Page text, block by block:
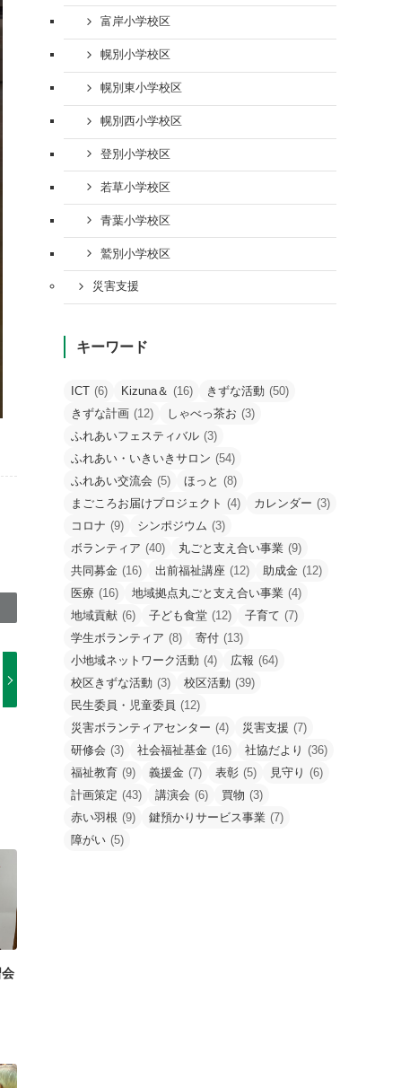
会
富岸小学校区
幌別小学校区
幌別東小学校区
幌別西小学校区
登別小学校区
若草小学校区
青葉小学校区
鷲別小学校区
災害支援
キーワード
ICT (6) Kizuna＆ (16) きずな活動 (50)
きずな計画 (12) しゃべっ茶お (3)
ふれあいフェスティバル (3)
ふれあい・いきいきサロン (54)
ふれあい交流会 (5) ほっと (8)
まごころお届けプロジェクト (4) カレンダー (3)
コロナ (9) シンポジウム (3)
ボランティア (40) 丸ごと支え合い事業 (9)
共同募金 (16) 出前福祉講座 (12) 助成金 (12)
医療 (16) 地域拠点丸ごと支え合い事業 (4)
地域貢献 (6) 子ども食堂 (12) 子育て (7)
学生ボランティア (8) 寄付 (13)
小地域ネットワーク活動 (4) 広報 (64)
校区きずな活動 (3) 校区活動 (39)
民生委員・児童委員 (12)
災害ボランティアセンター (4) 災害支援 (7)
研修会 (3) 社会福祉基金 (16) 社協だより (36)
福祉教育 (9) 義援金 (7) 表彰 (5) 見守り (6)
計画策定 (43) 講演会 (6) 買物 (3)
赤い羽根 (9) 鍵預かりサービス事業 (7)
障がい (5)